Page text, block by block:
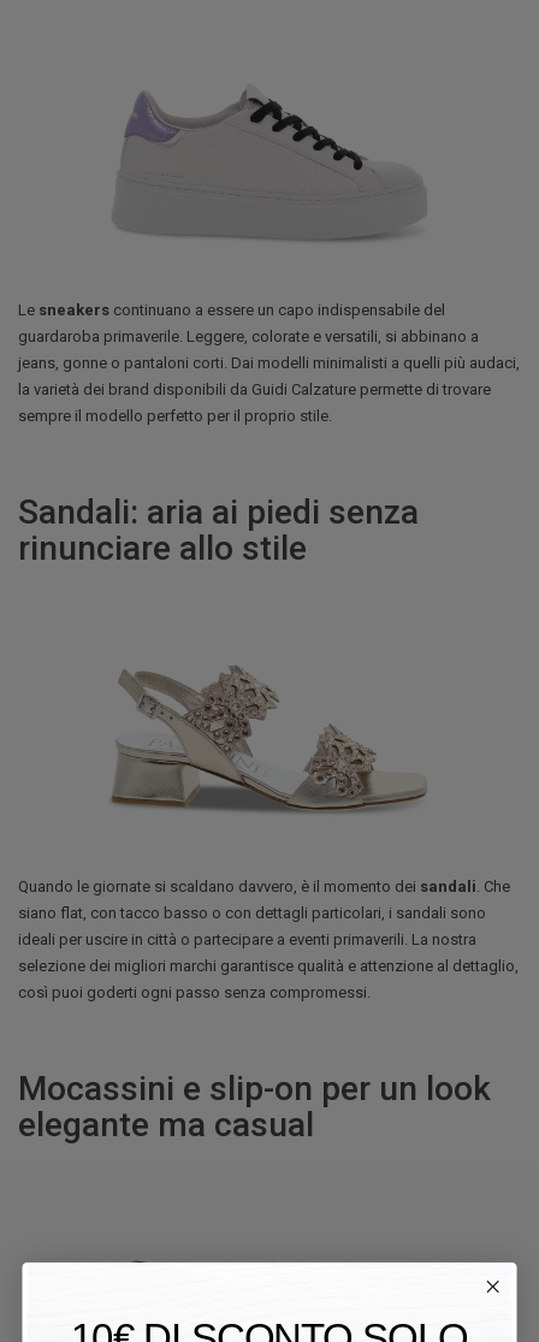
Le sneakers continuano a essere un capo indispensabile del
guardaroba primaverile. Leggere, colorate e versatili, si abbinano a
jeans, gonne o pantaloni corti. Dai modelli minimalisti a quelli più audaci,
la varietà dei brand disponibili da Guidi Calzature permette di trovare
sempre il modello perfetto per il proprio stile.
Sandali: aria ai piedi senza
rinunciare allo stile
Quando le giornate si scaldano davvero, è il momento dei sandali . Che
siano flat, con tacco basso o con dettagli particolari, i sandali sono
ideali per uscire in città o partecipare a eventi primaverili. La nostra
selezione dei migliori marchi garantisce qualità e attenzione al dettaglio,
così puoi goderti ogni passo senza compromessi.
Mocassini e slip-on per un look
elegante ma casual